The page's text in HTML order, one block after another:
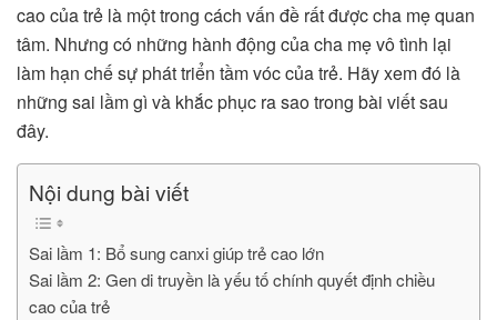
cao của trẻ là một trong cách vấn đề rất được cha mẹ quan
tâm. Nhưng có những hành động của cha mẹ vô tình lại
làm hạn chế sự phát triển tầm vóc của trẻ. Hãy xem đó là
những sai lầm gì và khắc phục ra sao trong bài viết sau
đây.
Nội dung bài viết
Sai lầm 1: Bổ sung canxi giúp trẻ cao lớn
Sai lầm 2: Gen di truyền là yếu tố chính quyết định chiều
cao của trẻ